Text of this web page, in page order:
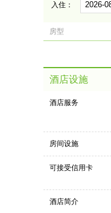
入住：
房型
酒店设施
酒店服务
房间设施
可接受信用卡
酒店简介